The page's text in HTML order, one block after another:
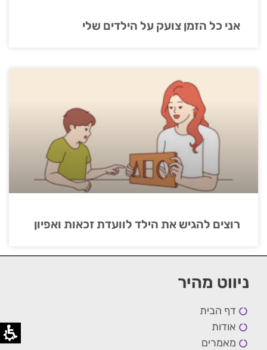
אני כל הזמן צועק על הילדים שלי
רוצים להגיש את הילד לוועדת זכאות ואפיון
ניווט מהיר
דף הבית
אודות
מאמרים